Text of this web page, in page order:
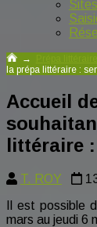
→
la prépa littéraire :
Accueil
littéraire :
T. ROY
Il est possible
mars au jeudi 6